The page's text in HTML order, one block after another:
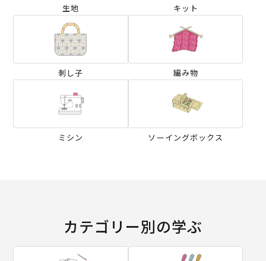
生地 キット
刺し子 編み物
ミシン ソーイングボックス
カテゴリー別の学ぶ